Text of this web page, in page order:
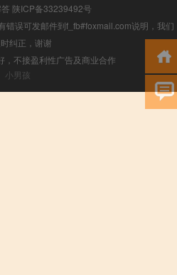
陕ICP备33239492号
错误可发邮件到f_fb#foxmail.com说明，我们
纠正，谢谢
，不接盈利性广告及商业合作
小男孩